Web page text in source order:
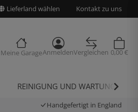
Lieferland wählen Kontakt zu uns
Meine GarageAnmeldenVergleichen 0,00 €
REINIGUNG UND WARTUNG
Handgefertigt in England